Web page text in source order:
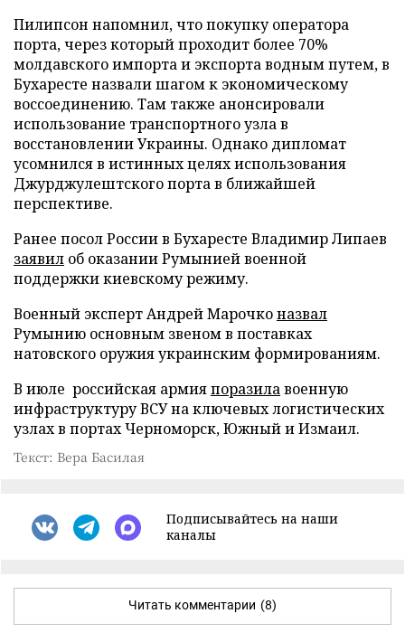
Пилипсон напомнил, что покупку оператора
порта, через который проходит более 70%
молдавского импорта и экспорта водным путем, в
Бухаресте назвали шагом к экономическому
воссоединению. Там также анонсировали
использование транспортного узла в
восстановлении Украины. Однако дипломат
усомнился в истинных целях использования
Джурджулештского порта в ближайшей
перспективе.
Ранее посол России в Бухаресте Владимир Липаев
заявил об оказании Румынией военной
поддержки киевскому режиму.
Военный эксперт Андрей Марочконазвал
Румынию основным звеном в поставках
натовского оружия украинским формированиям.
В июле российская армияпоразилавоенную
инфраструктуру ВСУ на ключевых логистических
узлах в портах Черноморск, Южный и Измаил.
Текст: Вера Басилая
Подписывайтесь на наши
каналы
Читать комментарии (8)